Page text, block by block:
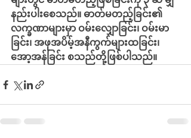
နည်းပါးစေသည်။ ဓာတ်မတည့်ခြင်း၏
လက္ခဏာများမှာ ဝမ်းလျှောခြင်း၊ ဝမ်းမာ
ခြင်း၊ အဖုအပိမ့်အနီကွက်များထခြင်း၊
အော့အန်ခြင်း စသည်တို့ဖြစ်ပါသည်။